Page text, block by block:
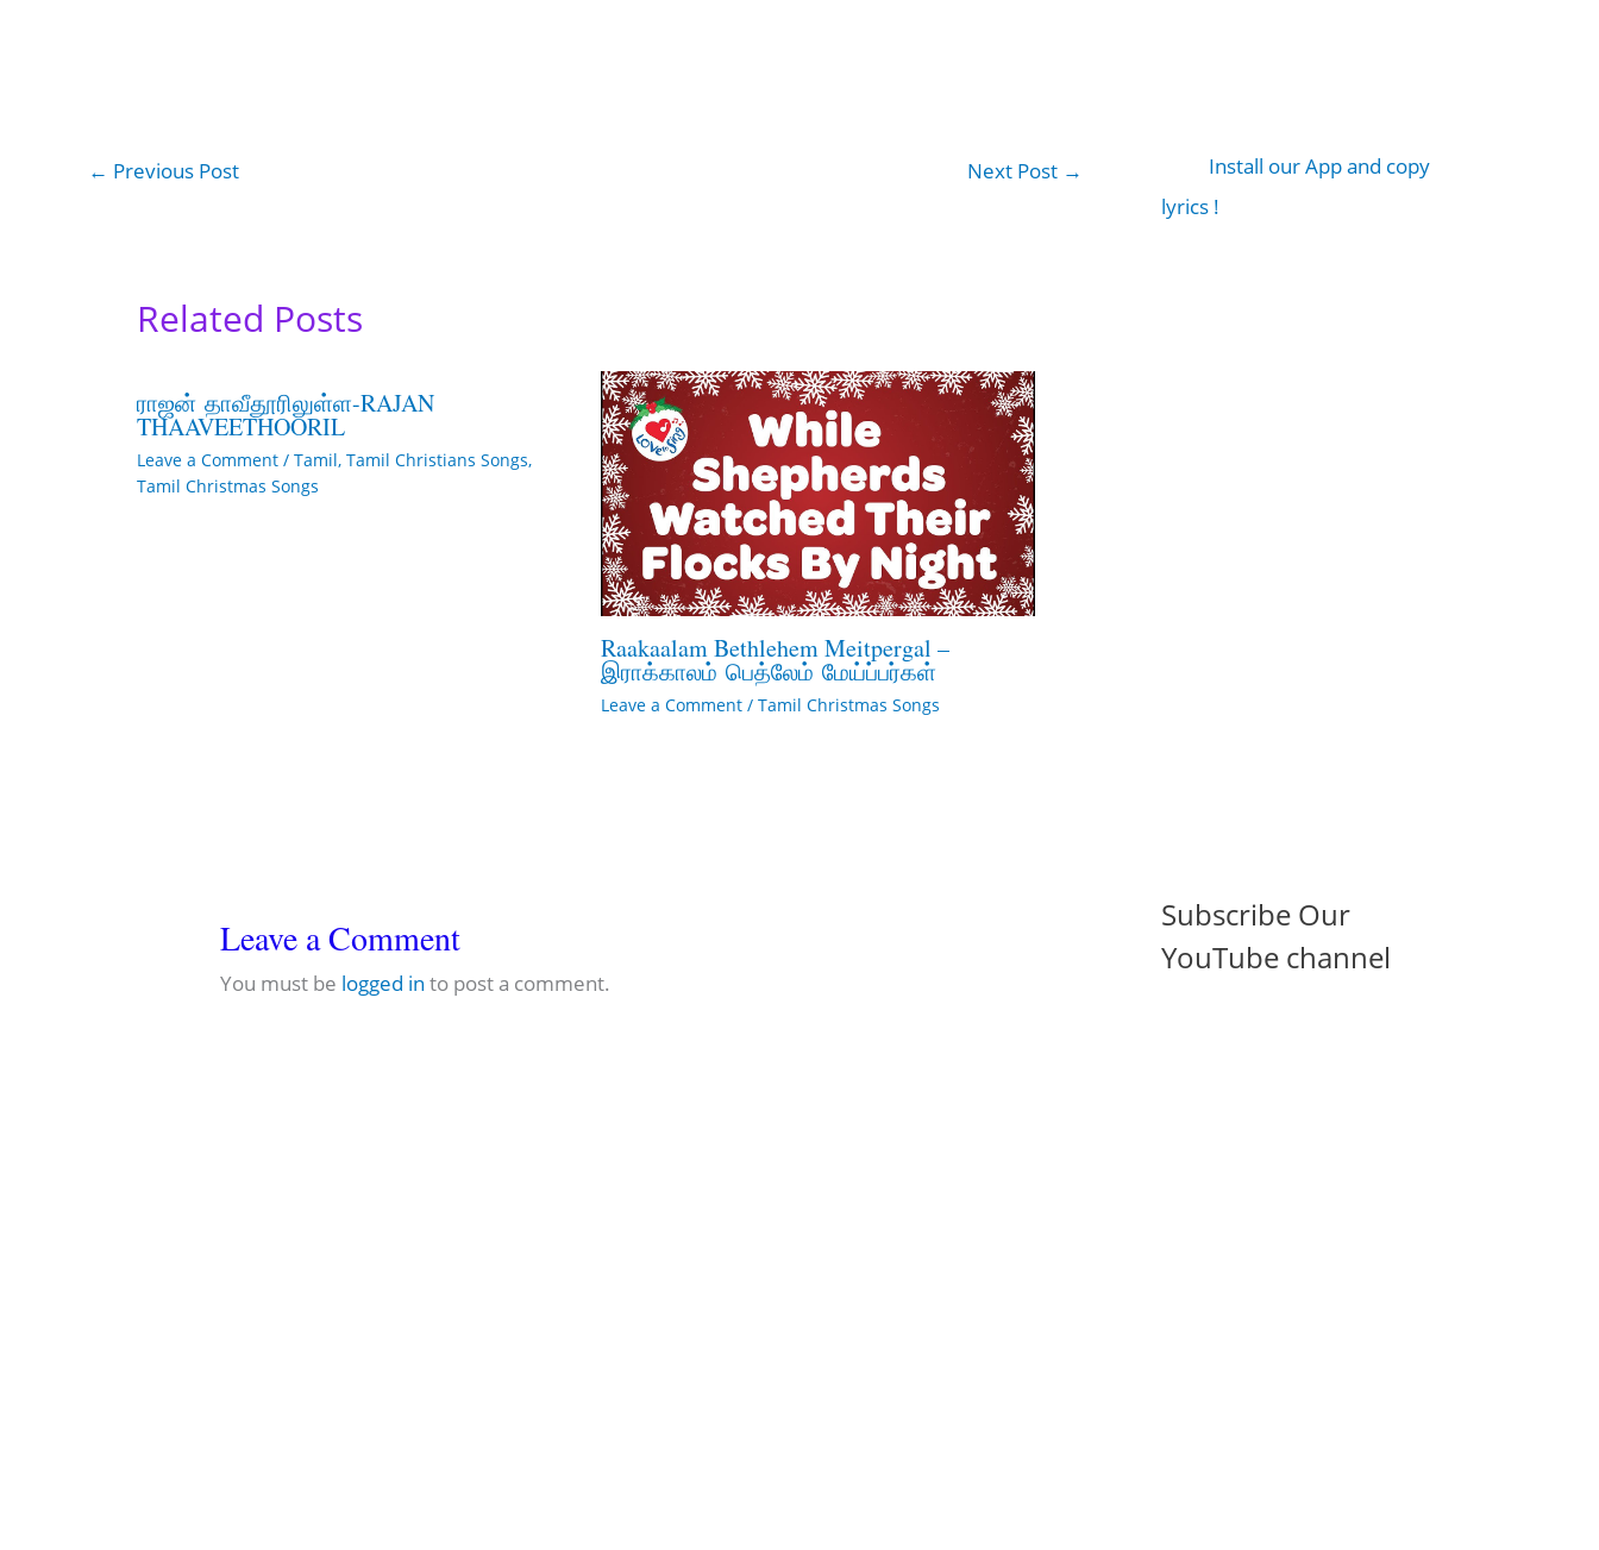
← Previous Post Next Post →
Related Posts
ராஜன் தாவீதூரிலுள்ள-RAJAN
THAAVEETHOORIL
Leave a Comment / Tamil, Tamil Christians Songs,
Tamil Christmas Songs
Raakaalam Bethlehem Meitpergal –
இராக்காலம் பெத்லேம் மேய்ப்பர்கள்
Leave a Comment / Tamil Christmas Songs
Leave a Comment
You must be logged in to post a comment.
Install our App and copy
lyrics !
Subscribe Our
YouTube channel